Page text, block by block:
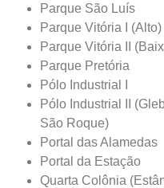
Parque São Luís
Parque Vitória I (Alto)
Parque Vitória II
Parque Pretória
Pólo Industrial I
Pólo Industrial II
São Roque)
Portal das Alamedas
Portal da Estação
Quarta Colônia